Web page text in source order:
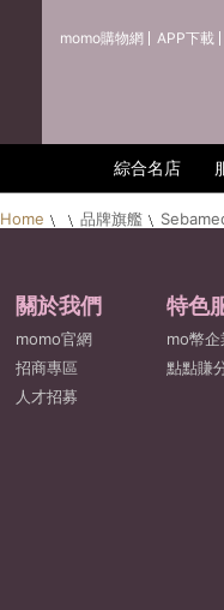
momo購物網 APP下載
綜合名店
Home 品牌旗艦
關於我們
momo官網
招商專區
人才招募
特色
mo幣
點點賺